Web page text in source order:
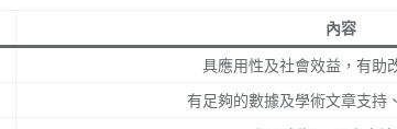
內容
具應用性及社會效益，有助
有足夠的數據及學術文章支持